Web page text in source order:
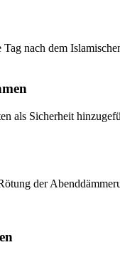
nach dem
als Sicherheit
der